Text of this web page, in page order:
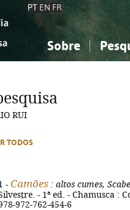
PT EN FR
Sobre
Ciências sociais...
Ciências sociais...
RUI
TODOS
- Camões : altos cumes,
- 1ª ed. - Chamusca :
972-762-454-6